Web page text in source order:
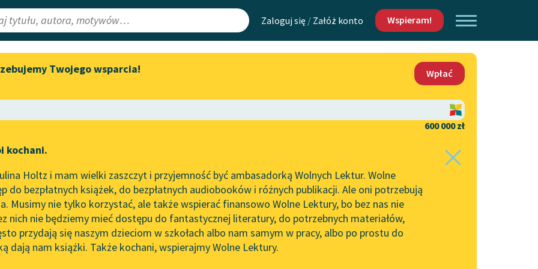
Zaloguj się / Załóż konto Wspieram!
Lektury
redakcyjne
Aktualności
Zapraszamy na spotkanie
literatury skandynawskiej
Wolne Lektury na 32.
Pol’and’Rock Festivalu
„Kochanek Lady Chatterley”
do słuchania na Wolnych
Lekturach
Nowy audiobook – „Marzenie
Mapa Wolnych Lektur
Leśmianator
API
OAI-PMH
Widget Wolnych Lektur
Kontakt
O projekcie
Zasady wykorzystania
Wolnych Lektur
Logotypy
Materiały promocyjne
Twojego wsparcia!
Wpłać
600 000 zł
kochani.
Holtz i mam wielki zaszczyt i przyjemność być ambasadorką Wolnych Lektur. Wolne
do bezpłatnych książek, do bezpłatnych audiobooków i różnych publikacji. Ale oni potrzebują
Musimy nie tylko korzystać, ale także wspierać finansowo Wolne Lektury, bo bez nas nie
nich nie będziemy mieć dostępu do fantastycznej literatury, do potrzebnych materiałów,
przydają się naszym dzieciom w szkołach albo nam samym w pracy, albo po prostu do
dają nam książki. Także kochani, wspierajmy Wolne Lektury.
Marcel Proust✖